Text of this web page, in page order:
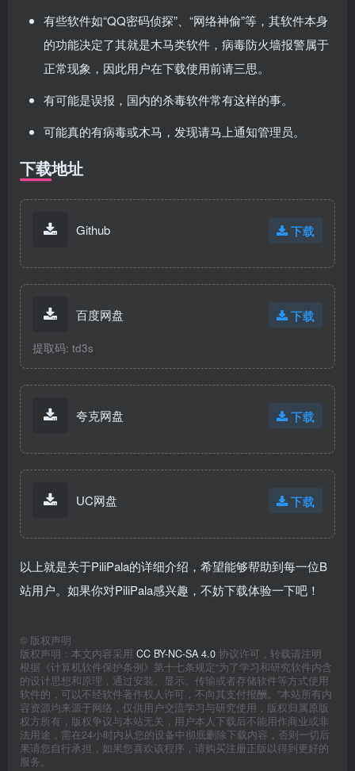
有些软件如“QQ密码侦探”、“网络神偷”等，其软件本身
的功能决定了其就是木马类软件，病毒防火墙报警属于
正常现象，因此用户在下载使用前请三思。
有可能是误报，国内的杀毒软件常有这样的事。
可能真的有病毒或木马，发现请马上通知管理员。
下载地址
Github 下载
百度网盘 下载
提取码: td3s
夸克网盘 下载
UC网盘 下载
以上就是关于PiliPala的详细介绍，希望能够帮助到每一位B
站用户。如果你对PiliPala感兴趣，不妨下载体验一下吧！
© 版权声明
版权声明：本文内容采用 CC BY-NC-SA 4.0 协议许可，转载请注明
根据《计算机软件保护条例》第十七条规定“为了学习和研究软件内含
的设计思想和原理，通过安装、显示、传输或者存储软件等方式使用
软件的，可以不经软件著作权人许可，不向其支付报酬。”本站所有内
容资源均来源于网络，仅供用户交流学习与研究使用，版权归属原版
权方所有，版权争议与本站无关，用户本人下载后不能用作商业或非
法用途，需在24小时内从您的设备中彻底删除下载内容，否则一切后
果请您自行承担，如果您喜欢该程序，请购买注册正版以得到更好的
服务。